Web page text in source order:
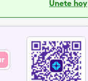
Únete hoy